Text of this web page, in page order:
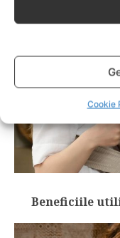
Cookie
Beneficiile